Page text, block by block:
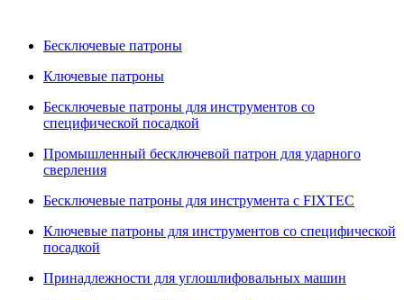
Бесключевые патроны
Ключевые патроны
Бесключевые патроны для инструментов со
специфической посадкой
Промышленный бесключевой патрон для ударного
сверления
Бесключевые патроны для инструмента с FIXTEC
Ключевые патроны для инструментов со специфической
посадкой
Принадлежности для углошлифовальных машин